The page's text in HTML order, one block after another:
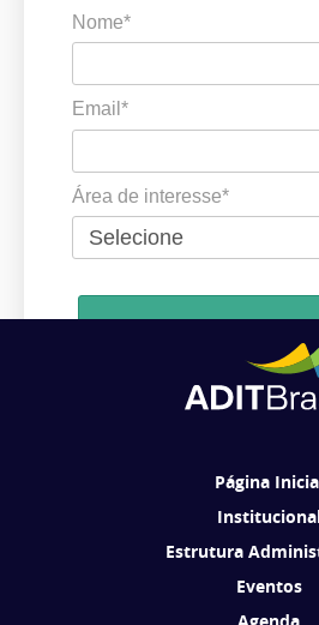
Nome*
Email*
Área de interesse*
Ao se cadastrar, você concorda em receber
Página
Estrutura
Eventos